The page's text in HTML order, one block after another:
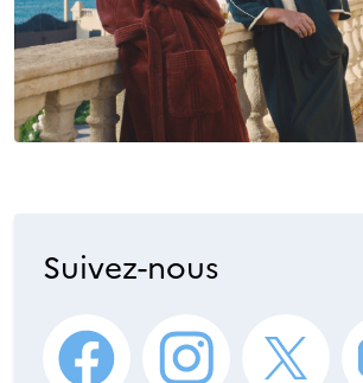
Suivez-nous